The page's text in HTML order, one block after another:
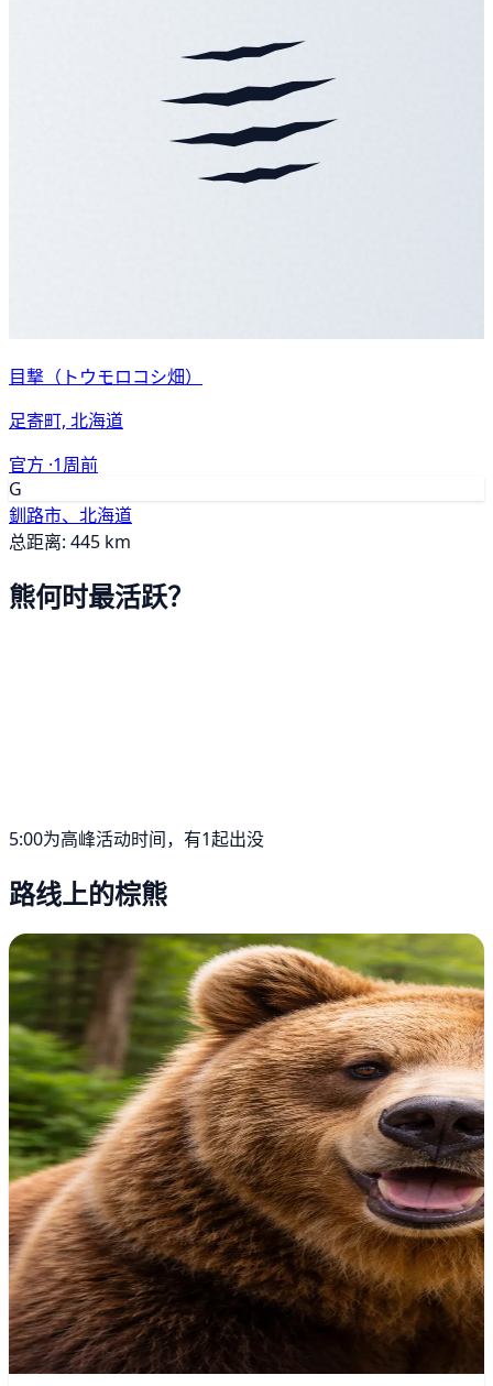
目撃（トウモロコシ畑）
足寄町, 北海道
官方 ·1周前
G
釧路市、北海道
总距离: 445 km
熊何时最活跃？
5:00为高峰活动时间，有1起出没
路线上的棕熊